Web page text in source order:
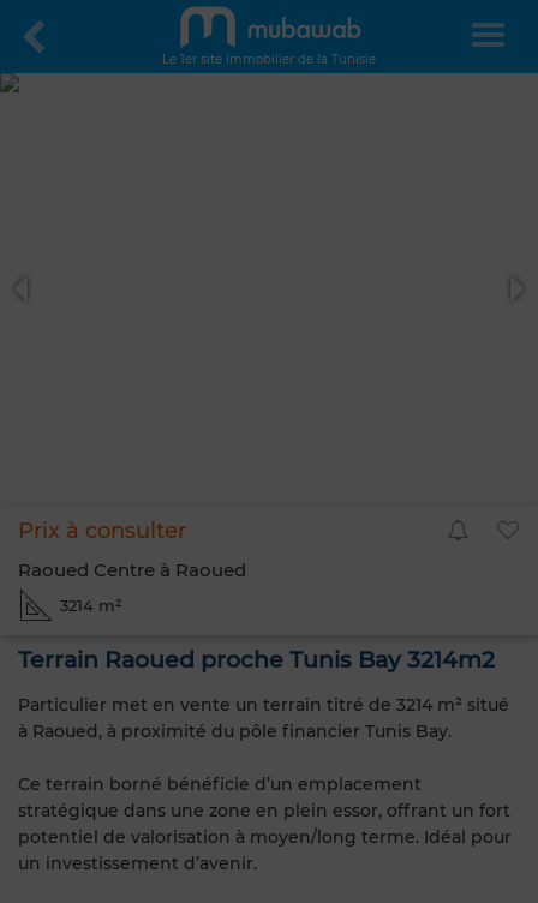
Le 1er site immobilier de la Tunisie
Prix à consulter
Raoued Centre à Raoued
3214 m²
Terrain Raoued proche Tunis Bay 3214m2
Particulier met en vente un terrain titré de 3214 m² situé
à Raoued, à proximité du pôle financier Tunis Bay.
Ce terrain borné bénéficie d’un emplacement
stratégique dans une zone en plein essor, offrant un fort
potentiel de valorisation à moyen/long terme. Idéal pour
un investissement d’avenir.